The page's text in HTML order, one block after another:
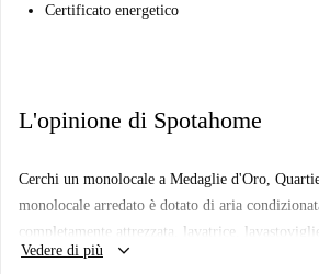
Certificato energetico
L'opinione di Spotahome
Cerchi un monolocale a Medaglie d'Oro,
monolocale arredato è dotato di aria
completamente attrezzata, lavatrice,
prega di notare che non è disponibile un
Vedere di più keyboard_arrow_down